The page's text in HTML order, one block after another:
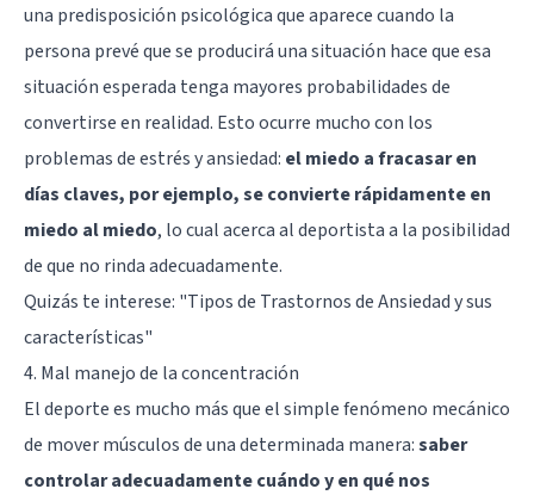
una predisposición psicológica que aparece cuando la
persona prevé que se producirá una situación hace que esa
situación esperada tenga mayores probabilidades de
convertirse en realidad. Esto ocurre mucho con los
problemas de estrés y ansiedad: el miedo a fracasar en
días claves, por ejemplo, se convierte rápidamente en
miedo al miedo, lo cual acerca al deportista a la posibilidad
de que no rinda adecuadamente.
Quizás te interese: "Tipos de Trastornos de Ansiedad y sus
características"
4. Mal manejo de la concentración
El deporte es mucho más que el simple fenómeno mecánico
de mover músculos de una determinada manera:saber
controlar adecuadamente cuándo y en qué nos